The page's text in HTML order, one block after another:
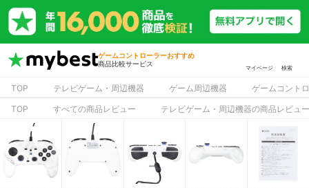
ゲームコントローラーおすすめ
商品比較サービス
マイページ 検索
TOP テレビゲーム・周辺機器 ゲーム周辺機器
ゲームコント
TOP
すべての商品レビュー テレビゲーム・周辺機器の商品レビュー